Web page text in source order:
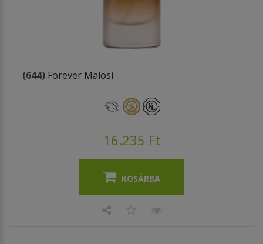
(644) Forever Malosi
16.235 Ft
KOSÁRBA